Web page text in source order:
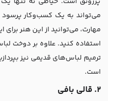
می‌تواند به یک کسب‌وکار
مهارت، می‌توانید از این هنر
استفاده کنید. علاوه بر دوخت
ترمیم لباس‌های قدیمی نیز
است.
2. قالی‌ بافی